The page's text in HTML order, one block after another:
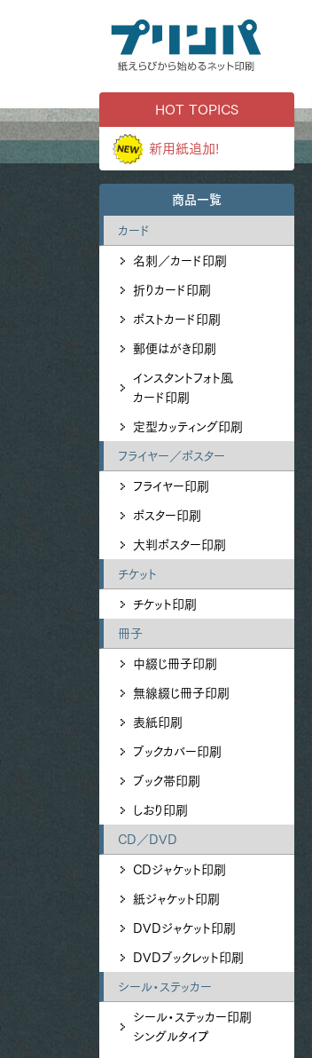
HOT TOPICS
新用紙追加!
商品一覧
カード
名刺／カード印刷
折りカード印刷
ポストカード印刷
郵便はがき印刷
インスタントフォト風
カード印刷
定型カッティング印刷
フライヤー／ポスター
フライヤー印刷
ポスター印刷
大判ポスター印刷
チケット
チケット印刷
冊子
中綴じ冊子印刷
無線綴じ冊子印刷
表紙印刷
ブックカバー印刷
ブック帯印刷
しおり印刷
CD／DVD
CDジャケット印刷
紙ジャケット印刷
DVDジャケット印刷
DVDブックレット印刷
シール・ステッカー
シール・ステッカー印刷
シングルタイプ